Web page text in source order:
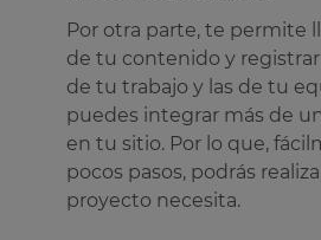
Por otra parte, te permite
de tu contenido y
de tu trabajo y las de tu
puedes integrar más de
en tu sitio. Por lo que,
pocos pasos, podrás
proyecto necesita.